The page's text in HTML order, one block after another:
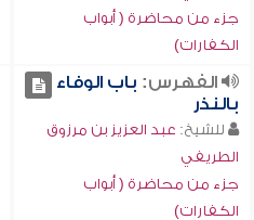
جزء من محاضرة ( أبواب
الكفارات)
الفهرس: باب الوفاء
بالنذر
للشيخ: عبد العزيز بن مرزوق
الطريفي
جزء من محاضرة ( أبواب
الكفارات)